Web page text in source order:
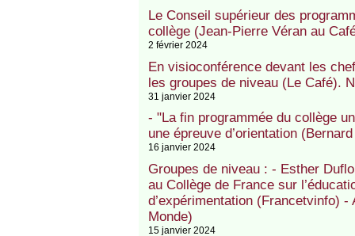
Le Conseil supérieur des
collège (Jean-Pierre Véran au
2 février 2024
En visioconférence devant les
les groupes de niveau (Le Café).
31 janvier 2024
- "La fin programmée du collège
une épreuve d’orientation
16 janvier 2024
Groupes de niveau : - Esther
au Collège de France sur
d’expérimentation (Francetvinfo)
Monde)
15 janvier 2024